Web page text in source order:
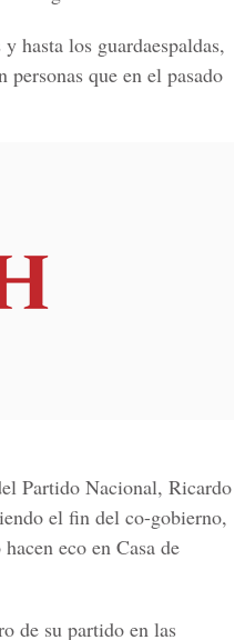
hasta los guardaespaldas,
personas que en el pasado
Partido Nacional, Ricardo
el fin del co-gobierno,
eco en Casa de
de su partido en las